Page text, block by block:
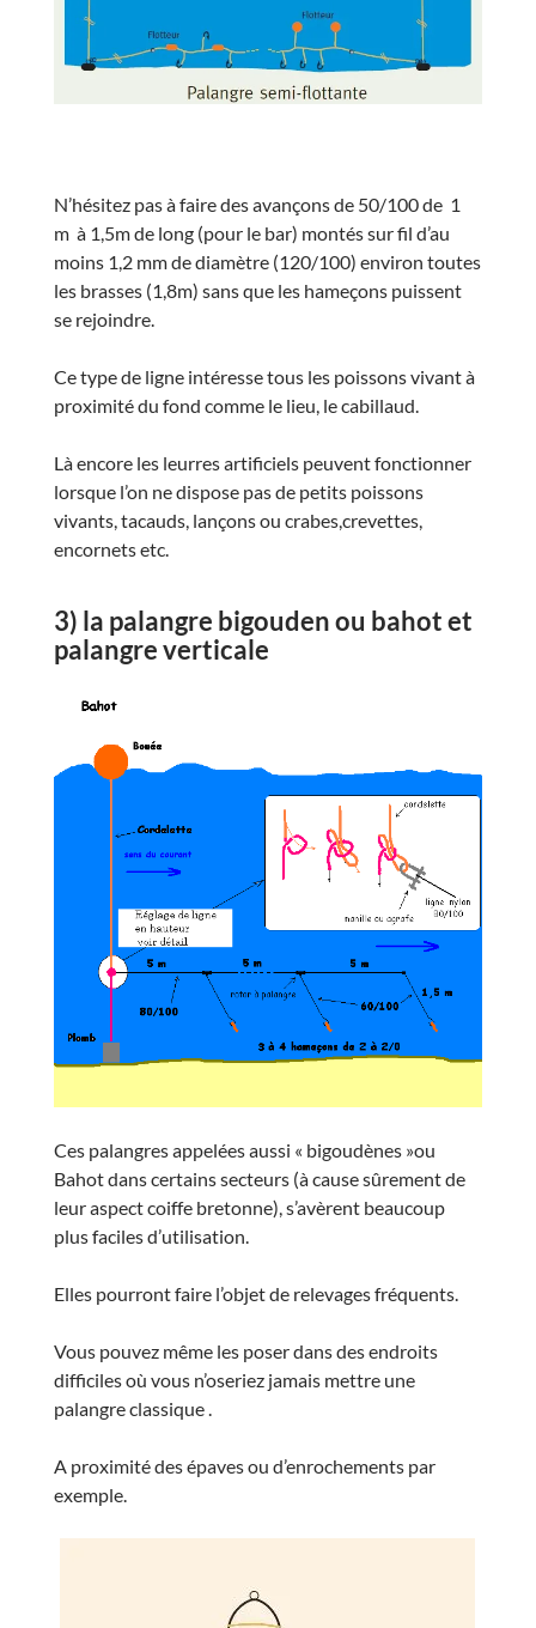
N’hésitez pas à faire des avançons de 50/100 de 1
m à 1,5m de long (pour le bar) montés sur fil d’au
moins 1,2 mm de diamètre (120/100) environ toutes
les brasses (1,8m) sans que les hameçons puissent
se rejoindre.
Ce type de ligne intéresse tous les poissons vivant à
proximité du fond comme le lieu, le cabillaud.
Là encore les leurres artificiels peuvent fonctionner
lorsque l’on ne dispose pas de petits poissons
vivants, tacauds, lançons ou crabes,crevettes,
encornets etc.
3) la palangre bigouden ou bahot et
palangre verticale
Ces palangres appelées aussi « bigoudènes »ou
Bahot dans certains secteurs (à cause sûrement de
leur aspect coiffe bretonne), s’avèrent beaucoup
plus faciles d’utilisation.
Elles pourront faire l’objet de relevages fréquents.
Vous pouvez même les poser dans des endroits
difficiles où vous n’oseriez jamais mettre une
palangre classique .
A proximité des épaves ou d’enrochements par
exemple.